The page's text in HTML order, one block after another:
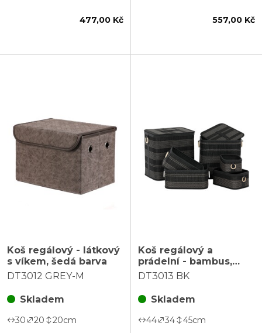
477,00 Kč 557,00 Kč
Koš regálový - látkový
s víkem, šedá barva
DT3012 GREY-M
Skladem
30 20 20cm
Koš regálový a
prádelní - bambus,
černý, cena za sadu 6
DT3013 BK
Skladem
44 34 45cm